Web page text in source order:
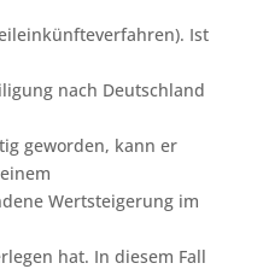
Ist
nach Deutschland
geworden, kann er
Wertsteigerung im
hat. In diesem Fall